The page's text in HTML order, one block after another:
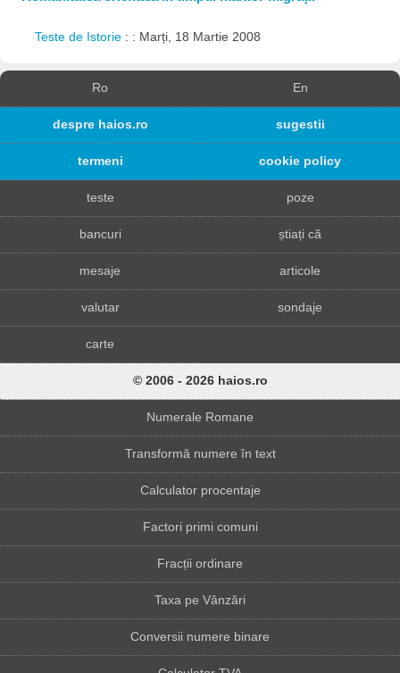
Teste de Istorie : : Marți, 18 Martie 2008
Ro En
despre haios.ro sugestii
termeni cookie policy
teste poze
bancuri știați că
mesaje articole
valutar sondaje
carte
© 2006 - 2026 haios.ro
Numerale Romane
Transformă numere în text
Calculator procentaje
Factori primi comuni
Fracții ordinare
Taxa pe Vânzări
Conversii numere binare